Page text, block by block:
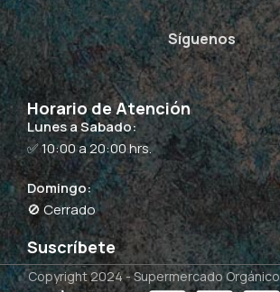
Síguenos
Horario de Atención
Lunes a Sabado:
✅ 10:00 a 20:00 hrs.
Domingo:
🚫 Cerrado
Suscríbete
Copyright 2024 -Supermercado Orgánico